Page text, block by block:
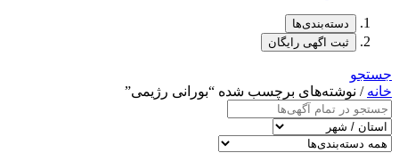
دسته‌بندی‌ها
ثبت اگهی رایگان
جستجو
خانه / نوشته‌های برچسب شده “بورانی رژیمی”